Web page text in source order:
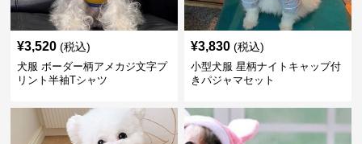
¥3,520 (税込)
犬服 ボーダー柄アメカジ文字プ
リント半袖Tシャツ
¥3,830 (税込)
小型犬服 星柄ナイトキャップ付
きパジャマセット